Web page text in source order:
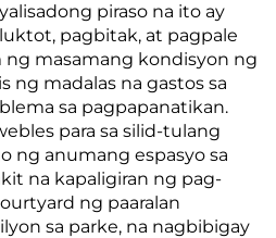
piraso na ito ay
pagbitak, at pagpale
ng masamang kondisyon ng
ng madalas na gastos sa
sa pagpapanatikan.
para sa silid-tulang
ng anumang espasyo sa
na kapaligiran ng pag-
ng paaralan
sa parke, na nagbibigay